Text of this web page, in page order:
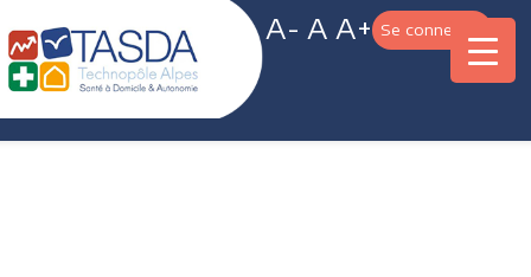
A- A A+ Se connecter